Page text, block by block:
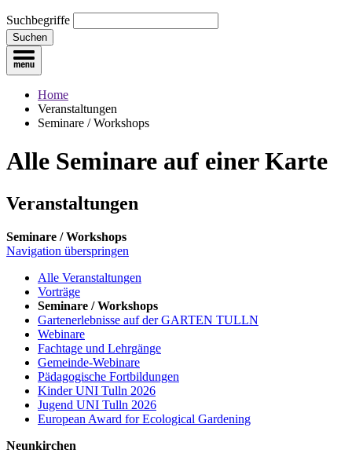
Suchbegriffe
Suchen
Home
Veranstaltungen
Seminare / Workshops
Alle Seminare auf einer Karte
Veranstaltungen
Seminare / Workshops
Navigation überspringen
Alle Veranstaltungen
Vorträge
Seminare / Workshops
Gartenerlebnisse auf der GARTEN TULLN
Webinare
Fachtage und Lehrgänge
Gemeinde-Webinare
Pädagogische Fortbildungen
Kinder UNI Tulln 2026
Jugend UNI Tulln 2026
European Award for Ecological Gardening
Neunkirchen